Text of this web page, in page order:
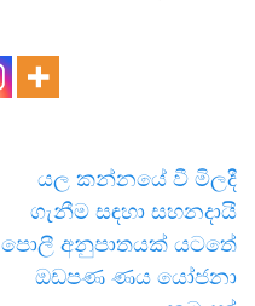
යල කන්නයේ වී මිලදී
ගැනීම සඳහා සහනදායී
පොලී අනුපාතයක් යටතේ
ඔඩපණ ණය යෝජනා